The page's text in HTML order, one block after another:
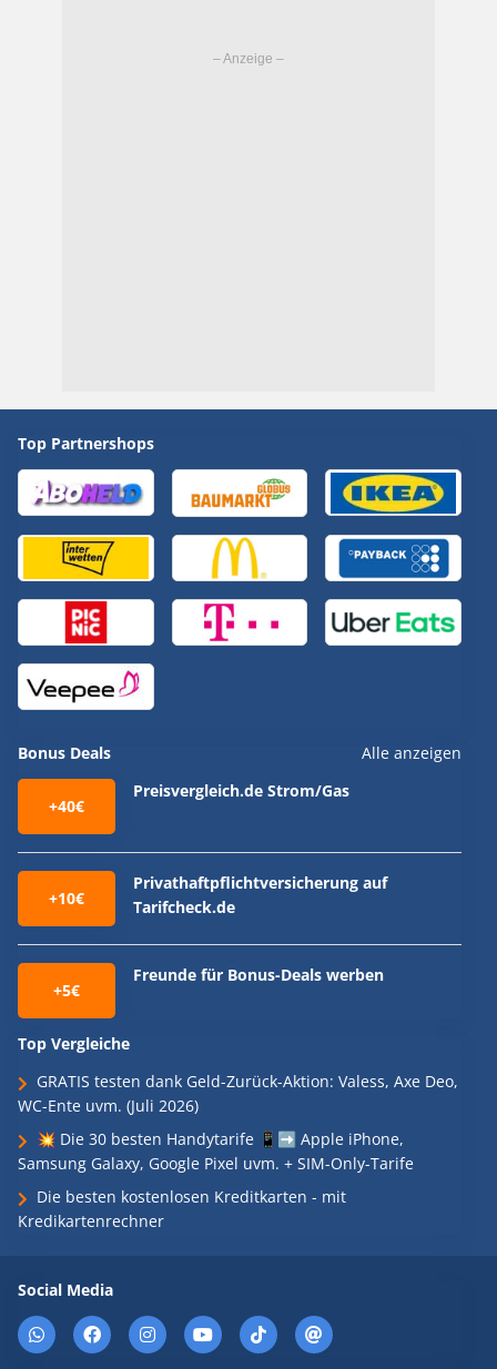
Top Partnershops
Bonus Deals Alle anzeigen
+40€
Preisvergleich.de Strom/Gas
+10€
Privathaftpflichtversicherung auf
Tarifcheck.de
+5€
Freunde für Bonus-Deals werben
Top Vergleiche
GRATIS testen dank Geld-Zurück-Aktion: Valess, Axe Deo,
WC-Ente uvm. (Juli 2026)
💥 Die 30 besten Handytarife 📱➡️ Apple iPhone,
Samsung Galaxy, Google Pixel uvm. + SIM-Only-Tarife
Die besten kostenlosen Kreditkarten - mit
Kredikartenrechner
Social Media